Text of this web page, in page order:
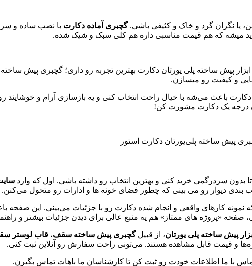
یا نگران گرد و خاک و کثیفی باشی. گچبری آماده دکارت با نصب ساده و
میشه که هم قیمت مناسبی داره هم کلی سبک ‌و شیک شده.
پیش ساخته پلی یورتان دکارت بهترین تجربه رو داری؛ گچبری پیش ساخته
و کیفیت رو میسازن.
باعث می‌شه با خیال راحت انتخاب کنی و یه بازسازی آرام و
درجه ‌یک دکارت مشورت کن!
سردرگمی خرید کنی و بهترین انتخاب رو داشته باشی. اول که وارد
‌بندی دیوار رو می ‌بینی که چطور فضای خونه‌ ها و ادارات رو متحول می‌کنن.
کارهای واقعی و انجام شده دکارت رو با جزئیات می‌بینی. این صفحه
صفحه «پروژه‌ های ممتاز» هم یه منبع عالی برای دیدن جزئیات بیشتر و
ابزار پیش ساخته پلی یورتان، از قبیلگچبری پیش ساخته سقف، قاب لوستر
و قیمت قابل مشاهده هستند. می‌تونی راحت سفارش رو آنلاین ثبت کنی.
با ما اطلاعات خودت رو ثبت کن تا کارشناسان ما باهات تماس بگیرن.